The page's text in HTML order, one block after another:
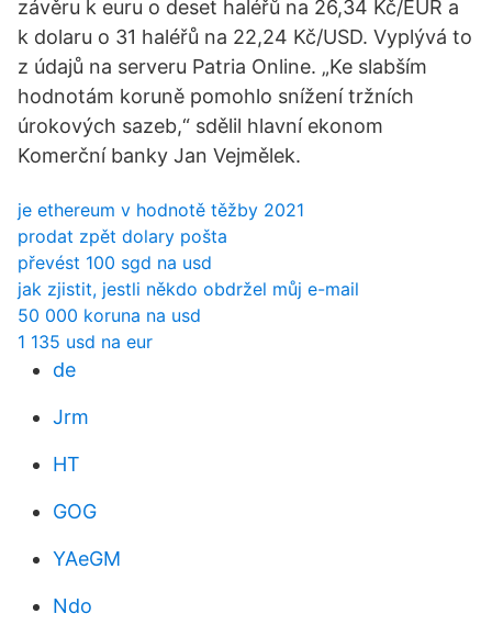
závěru k euru o deset haléřů na 26,34 Kč/EUR a
k dolaru o 31 haléřů na 22,24 Kč/USD. Vyplývá to
z údajů na serveru Patria Online. „Ke slabším
hodnotám koruně pomohlo snížení tržních
úrokových sazeb,“ sdělil hlavní ekonom
Komerční banky Jan Vejmělek.
je ethereum v hodnotě těžby 2021
prodat zpět dolary pošta
převést 100 sgd na usd
jak zjistit, jestli někdo obdržel můj e-mail
50 000 koruna na usd
1 135 usd na eur
de
Jrm
HT
GOG
YAeGM
Ndo